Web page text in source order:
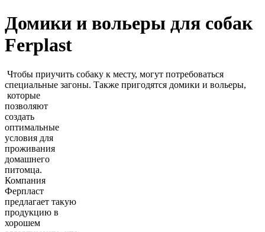
Домики и вольеры для собак
Ferplast
Чтобы приучить собаку к месту, могут потребоваться
специальные загоны. Также пригодятся домики и вольеры,
которые
позволяют
создать
оптимальные
условия для
проживания
домашнего
питомца.
Компания
Ферпласт
предлагает такую
продукцию в
хорошем